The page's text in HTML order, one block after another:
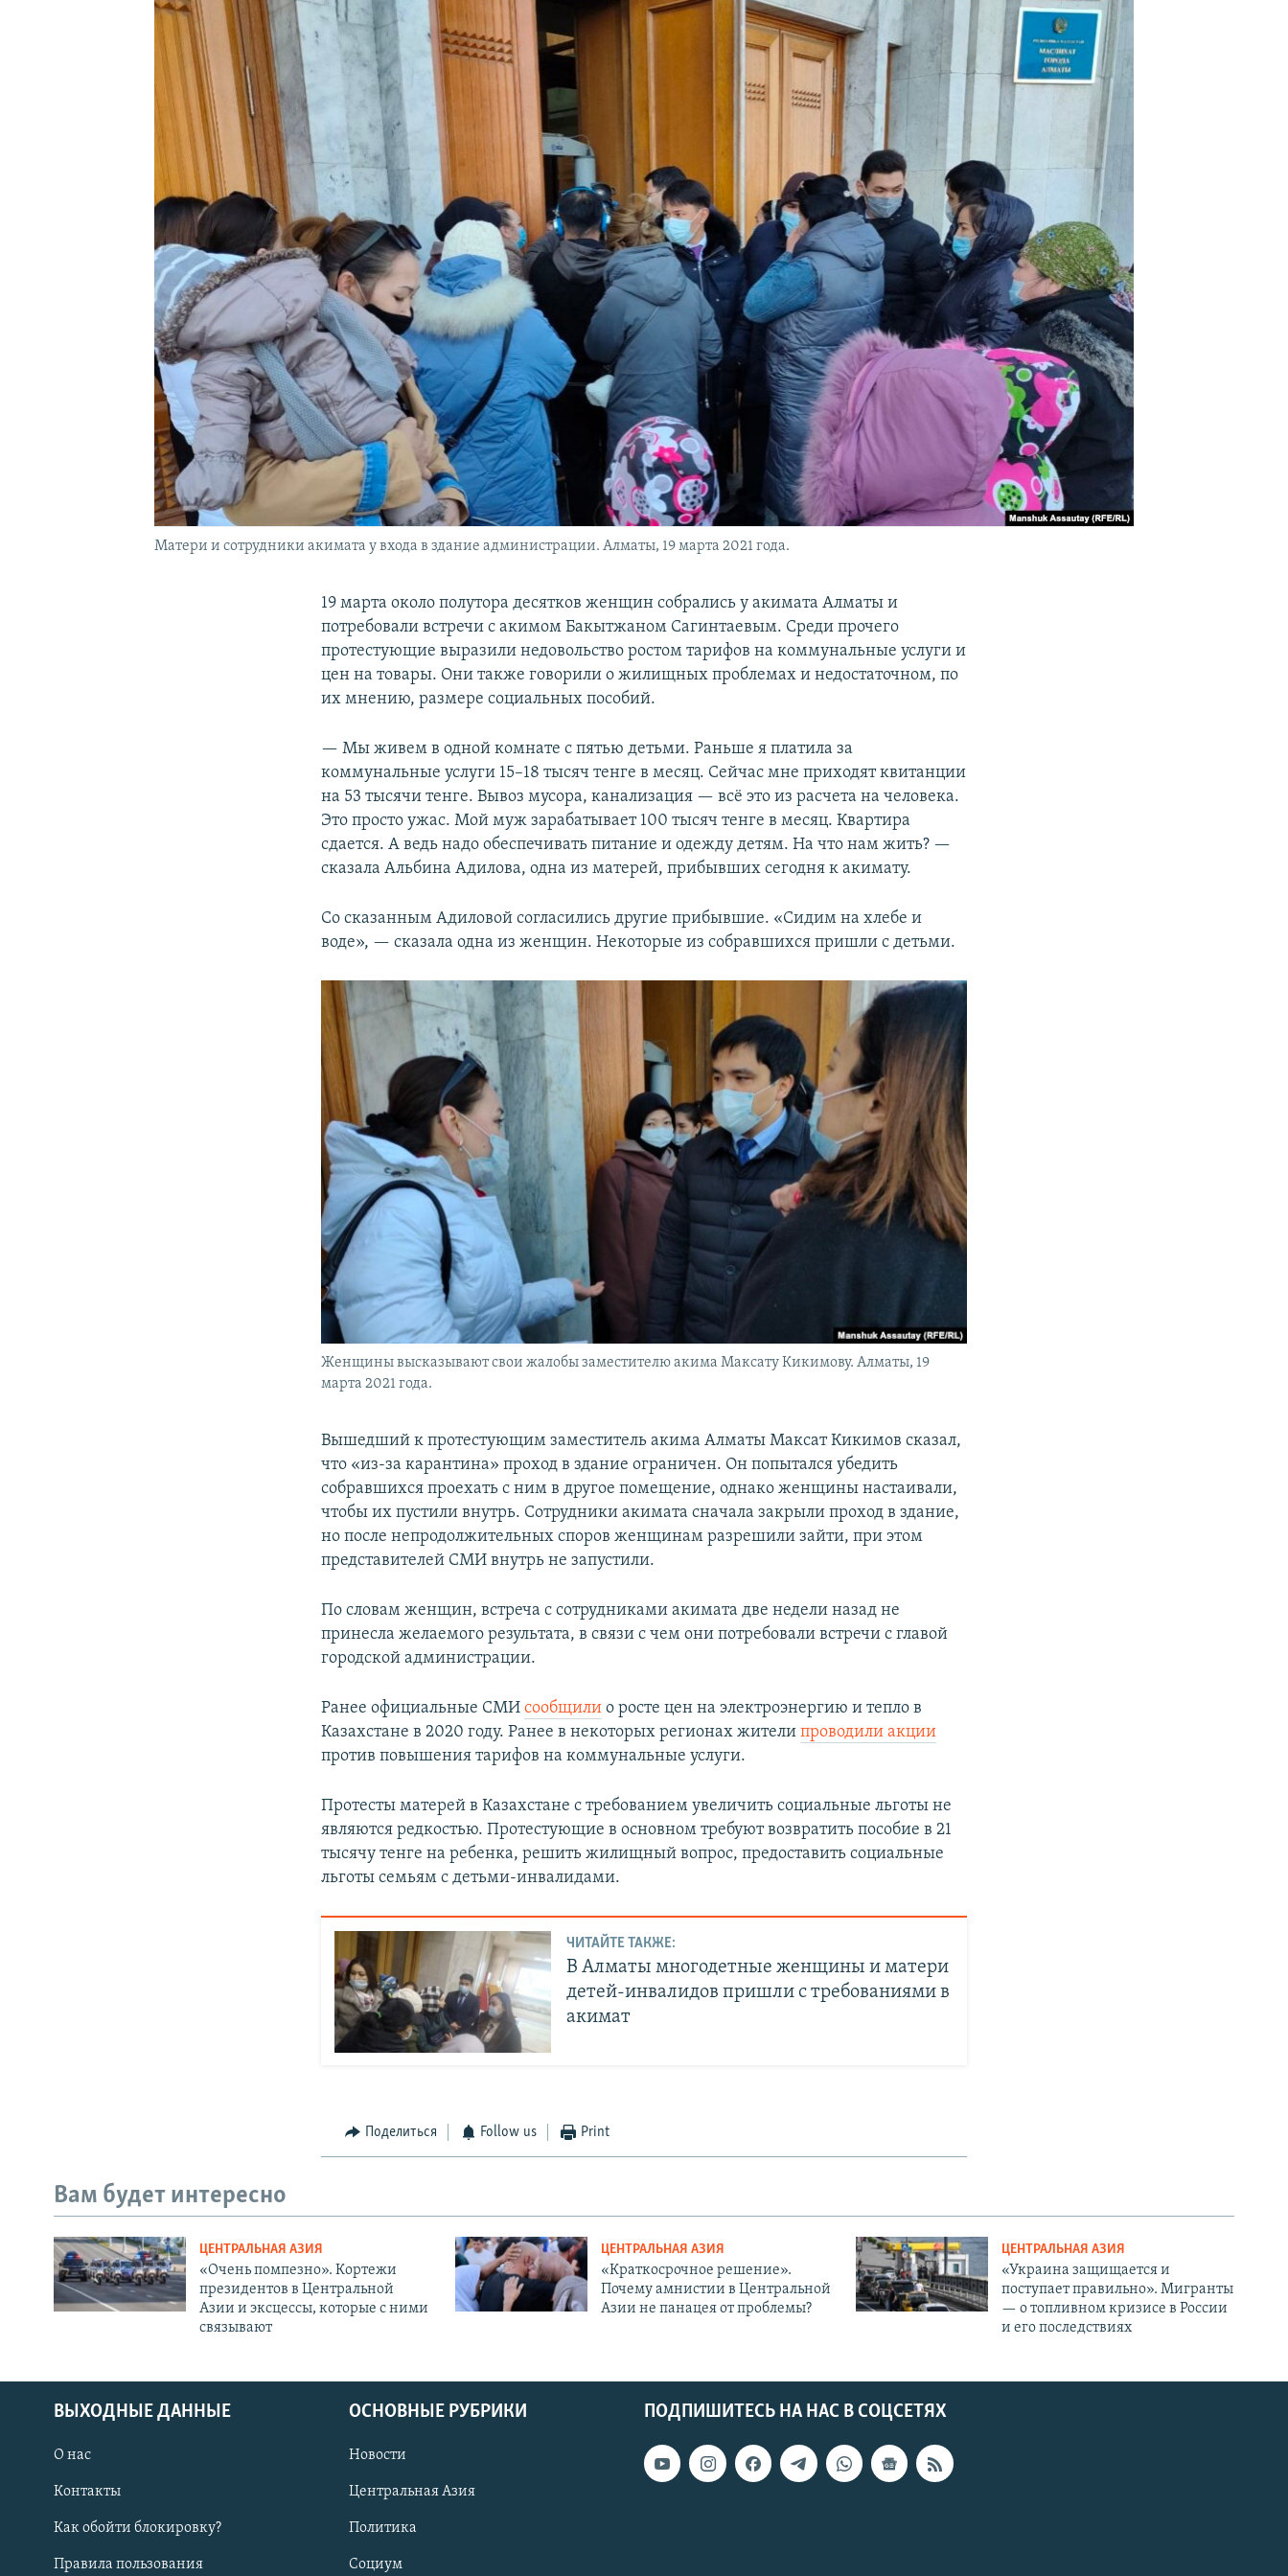
Матери и сотрудники акимата у входа в здание администрации. Алматы, 19 марта 2021 года.
19 марта около полутора десятков женщин собрались у акимата Алматы и
потребовали встречи с акимом Бакытжаном Сагинтаевым. Среди прочего
протестующие выразили недовольство ростом тарифов на коммунальные услуги и
цен на товары. Они также говорили о жилищных проблемах и недостаточном, по
их мнению, размере социальных пособий.
— Мы живем в одной комнате с пятью детьми. Раньше я платила за
коммунальные услуги 15–18 тысяч тенге в месяц. Сейчас мне приходят квитанции
на 53 тысячи тенге. Вывоз мусора, канализация — всё это из расчета на человека.
Это просто ужас. Мой муж зарабатывает 100 тысяч тенге в месяц. Квартира
сдается. А ведь надо обеспечивать питание и одежду детям. На что нам жить? —
сказала Альбина Адилова, одна из матерей, прибывших сегодня к акимату.
Со сказанным Адиловой согласились другие прибывшие. «Сидим на хлебе и
воде», — сказала одна из женщин. Некоторые из собравшихся пришли с детьми.
Женщины высказывают свои жалобы заместителю акима Максату Кикимову. Алматы, 19
марта 2021 года.
Вышедший к протестующим заместитель акима Алматы Максат Кикимов сказал,
что «из-за карантина» проход в здание ограничен. Он попытался убедить
собравшихся проехать с ним в другое помещение, однако женщины настаивали,
чтобы их пустили внутрь. Сотрудники акимата сначала закрыли проход в здание,
но после непродолжительных споров женщинам разрешили зайти, при этом
представителей СМИ внутрь не запустили.
По словам женщин, встреча с сотрудниками акимата две недели назад не
принесла желаемого результата, в связи с чем они потребовали встречи с главой
городской администрации.
Ранее официальные СМИсообщили о росте цен на электроэнергию и тепло в
Казахстане в 2020 году. Ранее в некоторых регионах жителипроводили акции
против повышения тарифов на коммунальные услуги.
Протесты матерей в Казахстане с требованием увеличить социальные льготы не
являются редкостью. Протестующие в основном требуют возвратить пособие в 21
тысячу тенге на ребенка, решить жилищный вопрос, предоставить социальные
льготы семьям с детьми-инвалидами.
ЧИТАЙТЕ ТАКЖЕ:
В Алматы многодетные женщины и матери
детей-инвалидов пришли с требованиями в
акимат
Поделиться Follow us Print
Вам будет интересно
ЦЕНТРАЛЬНАЯ АЗИЯ
«Очень помпезно». Кортежи
президентов в Центральной
Азии и эксцессы, которые с ними
связывают
ЦЕНТРАЛЬНАЯ АЗИЯ
«Краткосрочное решение».
Почему амнистии в Центральной
Азии не панацея от проблемы?
ЦЕНТРАЛЬНАЯ АЗИЯ
«Украина защищается и
поступает правильно». Мигранты
— о топливном кризисе в России
и его последствиях
ПОДПИШИТЕСЬ НА НАС В СОЦСЕТЯХ
ВЫХОДНЫЕ ДАННЫЕ
О нас
Контакты
Как обойти блокировку?
Правила пользования
ОСНОВНЫЕ РУБРИКИ
Новости
Центральная Азия
Политика
Социум